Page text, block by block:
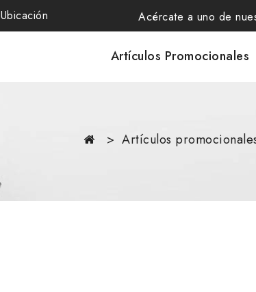
Ubicación Acércate a uno de
Artículos Promocionales
Artículos